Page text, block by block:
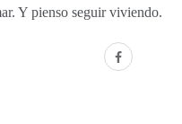
Y pienso seguir viviendo.
facebook